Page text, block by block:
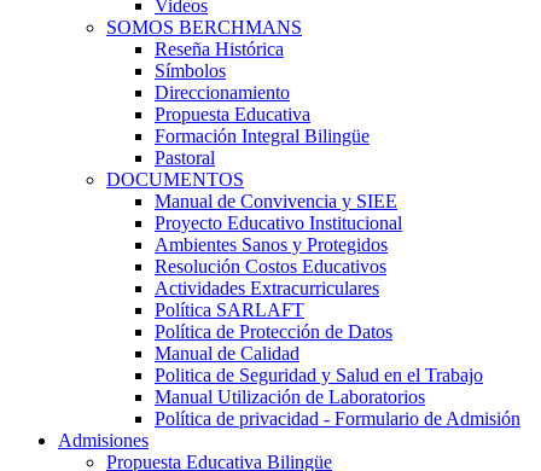
Videos
SOMOS BERCHMANS
Reseña Histórica
Símbolos
Direccionamiento
Propuesta Educativa
Formación Integral Bilingüe
Pastoral
DOCUMENTOS
Manual de Convivencia y SIEE
Proyecto Educativo Institucional
Ambientes Sanos y Protegidos
Resolución Costos Educativos
Actividades Extracurriculares
Política SARLAFT
Política de Protección de Datos
Manual de Calidad
Politica de Seguridad y Salud en el Trabajo
Manual Utilización de Laboratorios
Política de privacidad - Formulario de Admisión
Admisiones
Propuesta Educativa Bilingüe